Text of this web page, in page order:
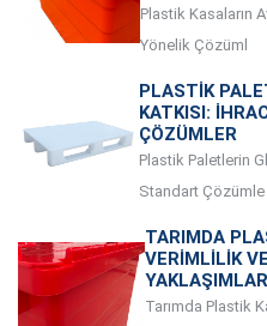
Plastik Kasaların
Yönelik Çözüml
PLASTIK
KATKISI:
ÇÖZÜMLER
Plastik Paletlerin
Standart Çözümle
TARIMDA
VERIMLILIK
YAKLAŞIMLAR
Tarımda Plastik